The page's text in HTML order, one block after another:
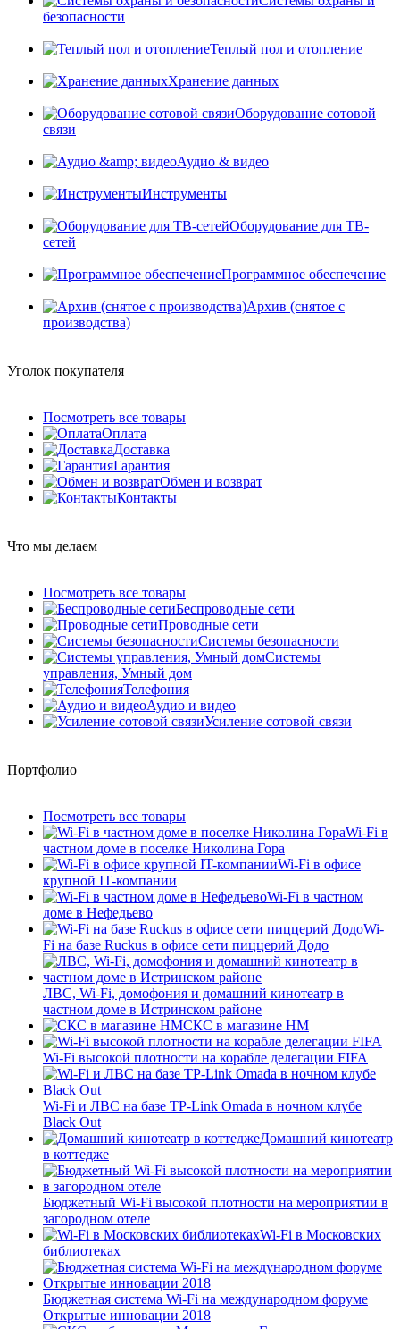
безопасности
Теплый пол и отопление
Хранение данных
Оборудование сотовой
связи
Аудио & видео
Инструменты
Оборудование для ТВ-
сетей
Программное обеспечение
Архив (снятое с
производства)
Уголок покупателя
Посмотреть все товары
Оплата
Доставка
Гарантия
Обмен и возврат
Контакты
Что мы делаем
Посмотреть все товары
Беспроводные сети
Проводные сети
Системы безопасности
Системы
управления, Умный дом
Телефония
Аудио и видео
Усиление сотовой связи
Портфолио
Посмотреть все товары
Wi-Fi в
частном доме в поселке Николина Гора
Wi-Fi в офисе
крупной IT-компании
Wi-Fi в частном
доме в Нефедьево
Wi-
Fi на базе Ruckus в офисе сети пиццерий Додо
ЛВС, Wi-Fi, домофония и домашний кинотеатр в
частном доме в Истринском районе
СКС в магазине HM
Wi-Fi высокой плотности на корабле делегации FIFA
Wi-Fi и ЛВС на базе TP-Link Omada в ночном клубе
Black Out
Домашний кинотеатр
в коттедже
Бюджетный Wi-Fi высокой плотности на мероприятии в
загородном отеле
Wi-Fi в Московских
библиотеках
Бюджетная система Wi-Fi на международном форуме
Открытые инновации 2018